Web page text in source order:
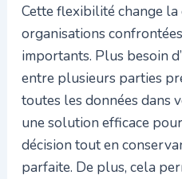
Cette flexibilité change
organisations
importants. Plus besoin
entre plusieurs parties
toutes les données dans
une solution efficace
décision tout en
parfaite. De plus, cela